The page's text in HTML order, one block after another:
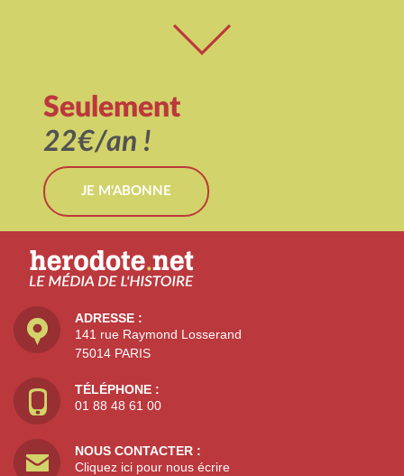
Seulement
22€/an !
JE M'ABONNE
ADRESSE :
141 rue Raymond Losserand
75014 PARIS
TÉLÉPHONE :
01 88 48 61 00
NOUS CONTACTER :
Cliquez ici pour nous écrire